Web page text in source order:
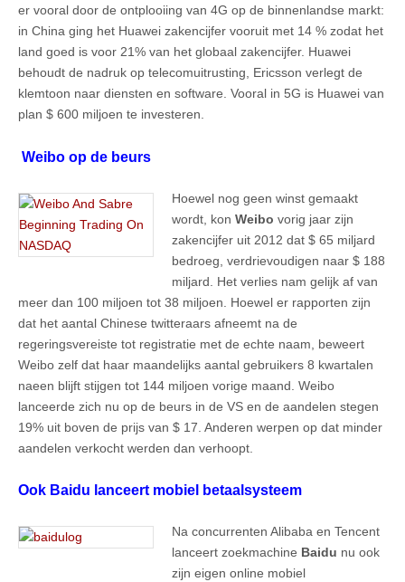
er vooral door de ontplooiing van 4G op de binnenlandse markt:
in China ging het Huawei zakencijfer vooruit met 14 % zodat het
land goed is voor 21% van het globaal zakencijfer. Huawei
behoudt de nadruk op telecomuitrusting, Ericsson verlegt de
klemtoon naar diensten en software. Vooral in 5G is Huawei van
plan $ 600 miljoen te investeren.
Weibo op de beurs
Hoewel nog geen winst gemaakt
wordt, kon Weibo vorig jaar zijn
zakencijfer uit 2012 dat $ 65 miljard
bedroeg, verdrievoudigen naar $ 188
miljard. Het verlies nam gelijk af van
meer dan 100 miljoen tot 38 miljoen. Hoewel er rapporten zijn
dat het aantal Chinese twitteraars afneemt na de
regeringsvereiste tot registratie met de echte naam, beweert
Weibo zelf dat haar maandelijks aantal gebruikers 8 kwartalen
naeen blijft stijgen tot 144 miljoen vorige maand. Weibo
lanceerde zich nu op de beurs in de VS en de aandelen stegen
19% uit boven de prijs van $ 17. Anderen werpen op dat minder
aandelen verkocht werden dan verhoopt.
Ook Baidu lanceert mobiel betaalsysteem
Na concurrenten Alibaba en Tencent
lanceert zoekmachine Baidu nu ook
zijn eigen online mobiel